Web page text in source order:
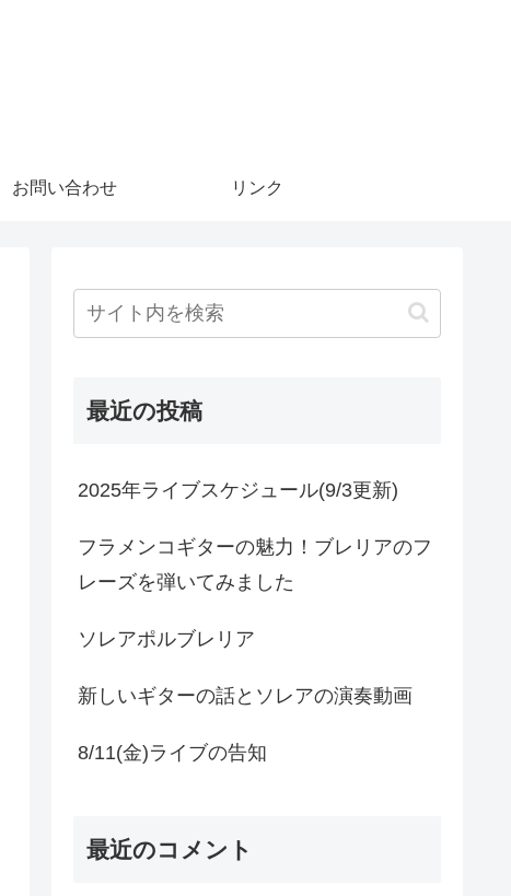
お問い合わせ リンク
最近の投稿
2025年ライブスケジュール(9/3更新)
フラメンコギターの魅力！ブレリアのフ
レーズを弾いてみました
ソレアポルブレリア
新しいギターの話とソレアの演奏動画
8/11(金)ライブの告知
最近のコメント